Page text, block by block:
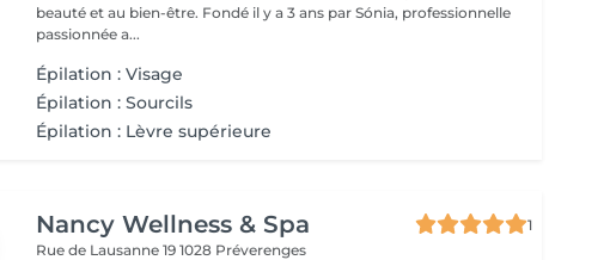
beauté et au bien-être. Fondé il y a 3 ans par Sónia, professionnelle
passionnée a...
Épilation : Visage
Épilation : Sourcils
Épilation : Lèvre supérieure
Nancy Wellness & Spa
1
Rue de Lausanne 191028 Préverenges